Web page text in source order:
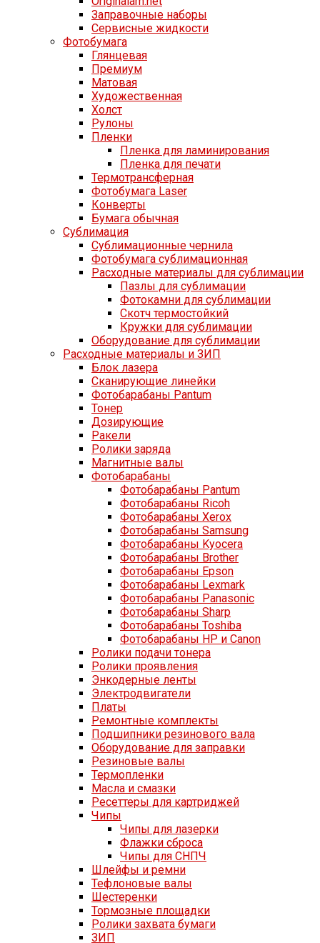
Заправочные наборы
Сервисные жидкости
Фотобумага
Глянцевая
Премиум
Матовая
Художественная
Холст
Рулоны
Пленки
Пленка для ламинирования
Пленка для печати
Термотрансферная
Фотобумага Laser
Конверты
Бумага обычная
Сублимация
Сублимационные чернила
Фотобумага сублимационная
Расходные материалы для сублимации
Пазлы для сублимации
Фотокамни для сублимации
Скотч термостойкий
Кружки для сублимации
Оборудование для сублимации
Расходные материалы и ЗИП
Блок лазера
Сканирующие линейки
Фотобарабаны Pantum
Тонер
Дозирующие
Ракели
Ролики заряда
Магнитные валы
Фотобарабаны
Фотобарабаны Pantum
Фотобарабаны Ricoh
Фотобарабаны Xerox
Фотобарабаны Samsung
Фотобарабаны Kyocera
Фотобарабаны Brother
Фотобарабаны Epson
Фотобарабаны Lexmark
Фотобарабаны Panasonic
Фотобарабаны Sharp
Фотобарабаны Toshiba
Фотобарабаны HP и Canon
Ролики подачи тонера
Ролики проявления
Энкодерные ленты
Электродвигатели
Платы
Ремонтные комплекты
Подшипники резинового вала
Оборудование для заправки
Резиновые валы
Термопленки
Масла и смазки
Ресеттеры для картриджей
Чипы
Чипы для лазерки
Флажки сброса
Чипы для СНПЧ
Шлейфы и ремни
Тефлоновые валы
Шестеренки
Тормозные площадки
Ролики захвата бумаги
ЗИП